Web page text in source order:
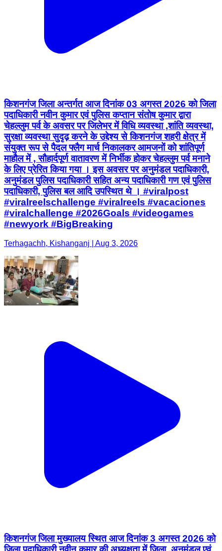
किशनगंज जिला अन्तर्गत आज दिनांक 03 अगस्त 2026 को जिला
पदाधिकारी नवीन कुमार एवं पुलिस कप्तान संतोष कुमार द्वारा
चेहल्लुम पर्व के अवसर पर जिलेभर में विधि व्यवस्था ,शांति व्यवस्था,
सुरक्षा व्यवस्था सुदृढ़ करने के उद्देश्य से किशनगंज शहरी क्षेत्र में
संयुक्त रूप से पैदल फ्लैग मार्च निकालकर आमजनों को शांतिपूर्ण
माहौल में , सौहार्दपूर्ण वातावरण में निर्भीक होकर चेहल्लुम पर्व मनाने
के लिए प्रेरित किया गया । इस अवसर पर अनुमंडल पदाधिकारी,
अनुमंडल पुलिस पदाधिकारी सहित अन्य पदाधिकारी गण एवं पुलिस
पदाधिकारी, पुलिस बल आदि उपस्थित थे । #viralpost
#viralreelschallenge #viralreels #vacaciones
#viralchallenge #2026Goals #videogames
#newyork #BigBreaking
Terhagachh, Kishanganj | Aug 3, 2026
किशनगंज जिला मुख्यालय स्थित आज दिनांक 3 अगस्त 2026 को